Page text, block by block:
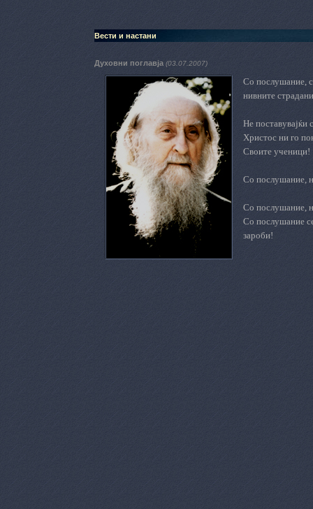
Вести и настани
Духовни поглавја (03.07.2007)
Со послушание,
нивните
Не поставувајќи
Христос ни го
Своите ученици!
Со послушание,
Со послушание,
Со послушание
зароби!